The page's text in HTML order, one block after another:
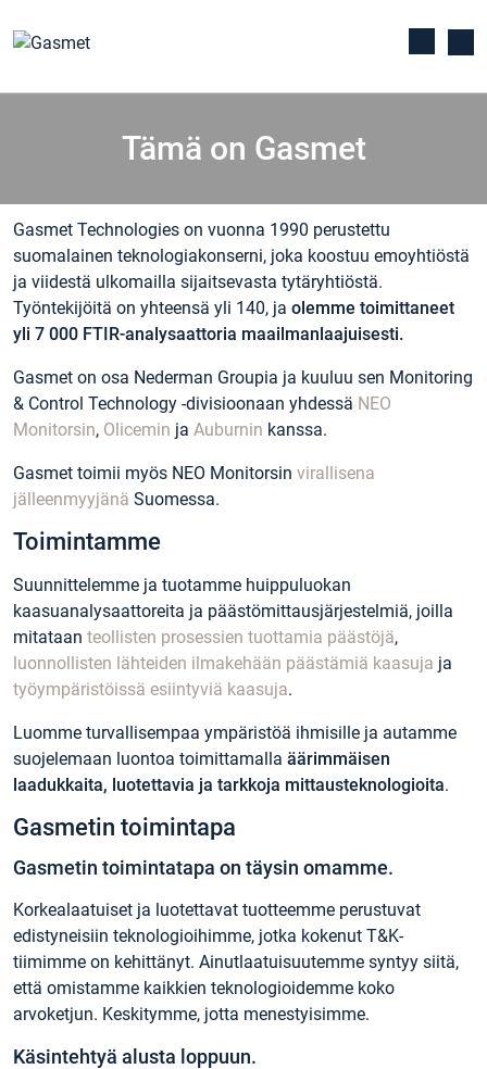
Tämä on Gasmet
Gasmet Technologies on vuonna 1990 perustettu
suomalainen teknologiakonserni, joka koostuu emoyhtiöstä
ja viidestä ulkomailla sijaitsevasta tytäryhtiöstä.
Työntekijöitä on yhteensä yli 140, ja olemme toimittaneet
yli 7 000 FTIR-analysaattoria maailmanlaajuisesti.
Gasmet on osa Nederman Groupia ja kuuluu sen Monitoring
& Control Technology -divisioonaan yhdessä NEO
Monitorsin, Olicemin ja Auburnin kanssa.
Gasmet toimii myös NEO Monitorsin virallisena
jälleenmyyjänä Suomessa.
Toimintamme
Suunnittelemme ja tuotamme huippuluokan
kaasuanalysaattoreita ja päästömittausjärjestelmiä, joilla
mitataan teollisten prosessien tuottamia päästöjä,
luonnollisten lähteiden ilmakehään päästämiä kaasuja ja
työympäristöissä esiintyviä kaasuja.
Luomme turvallisempaa ympäristöä ihmisille ja autamme
suojelemaan luontoa toimittamalla äärimmäisen
laadukkaita, luotettavia ja tarkkoja mittausteknologioita.
Gasmetin toimintapa
Gasmetin toimintatapa on täysin omamme.
Korkealaatuiset ja luotettavat tuotteemme perustuvat
edistyneisiin teknologioihimme, jotka kokenut T&K-
tiimimme on kehittänyt. Ainutlaatuisuutemme syntyy siitä,
että omistamme kaikkien teknologioidemme koko
arvoketjun. Keskitymme, jotta menestyisimme.
Käsintehtyä alusta loppuun.